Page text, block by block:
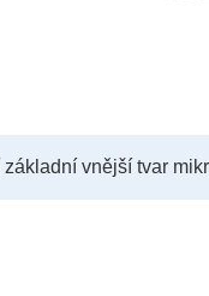
vnější tvar